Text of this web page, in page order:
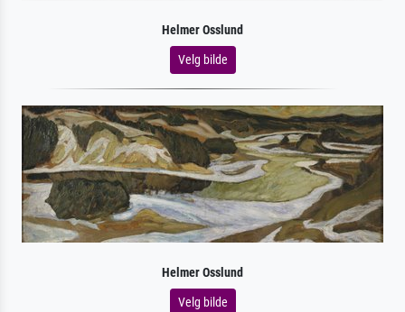
Helmer Osslund
Velg bilde
Helmer Osslund
Velg bilde